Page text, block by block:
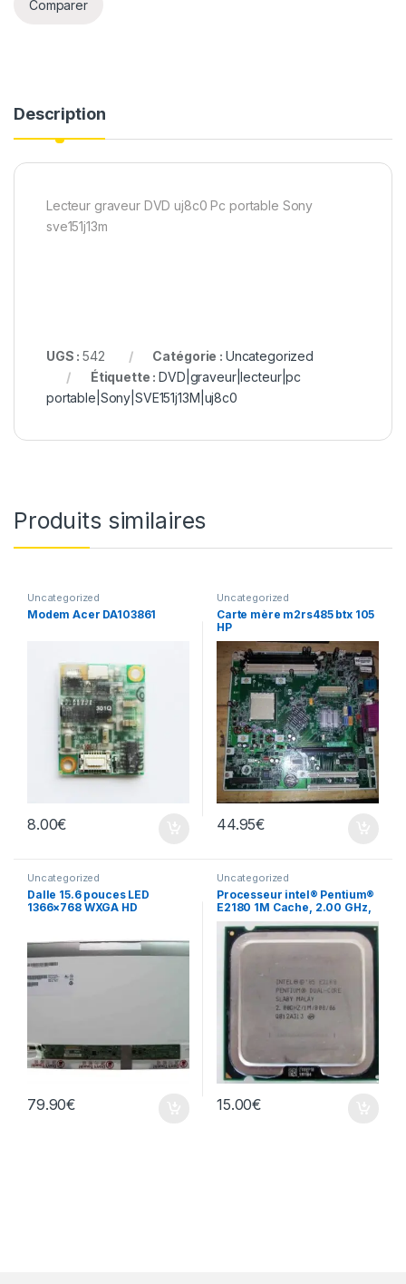
Comparer
Description
Lecteur graveur DVD uj8c0 Pc portable Sony
sve151j13m
UGS :542 Catégorie : Uncategorized
Étiquette :DVD|graveur|lecteur|pc
portable|Sony|SVE151j13M|uj8c0
Produits similaires
Uncategorized
Modem Acer DA103861
8.00€
Uncategorized
Carte mère m2rs485 btx 105
HP
44.95€
Uncategorized
Dalle 15.6 pouces LED
1366×768 WXGA HD
79.90€
Uncategorized
Processeur intel® Pentium®
E2180 1M Cache, 2.00 GHz,
800 MHz FSB
15.00€